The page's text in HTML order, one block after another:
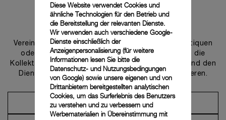
Uns kontaktieren
Vereinbaren Sie einen Termin in einer unserer Boutiquen
oder wenden Sie sich an unseren Concierge, um die
Kollektionen zu entdecken und von der Beratung und den
Dienstleistungen unserer Botschafter zu profitieren.
Einen Termin vereinbaren
Diese Website verwendet Cookies und
ähnliche Technologien für den Betrieb und
die Bereitstellung der relevanten Dienste.
Wir verwenden auch verschiedene Google-
Dienste einschließlich der
Anzeigenpersonalisierung (für weitere
Informationen lesen Sie bitte die
Datenschutz- und Nutzungsbedingungen
von Google) sowie unsere eigenen und von
Drittanbietern bereitgestellten analytischen
Cookies, um das Surferlebnis des Benutzers
zu verstehen und zu verbessern und
Werbematerialien in Übereinstimmung mit